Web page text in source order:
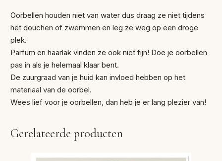
Oorbellen houden niet van water dus draag ze niet tijdens
het douchen of zwemmen en leg ze weg op een droge
plek.
Parfum en haarlak vinden ze ook niet fijn! Doe je oorbellen
pas in als je helemaal klaar bent.
De zuurgraad van je huid kan invloed hebben op het
materiaal van de oorbel.
Wees lief voor je oorbellen, dan heb je er lang plezier van!
Gerelateerde producten